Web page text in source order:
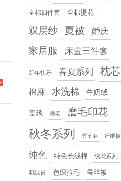
全棉四件套 全棉提花
双层纱 夏被 婚庆
家居服 床盖三件套
新年快乐 春夏系列 枕芯
棉麻 水洗棉 牛奶绒
盖毯 磨毛 磨毛印花
秋冬系列 竹节麻 纤维被
纯色 纯色长绒棉 绣花系列
羽绒被 色织拉毛 蚕丝被